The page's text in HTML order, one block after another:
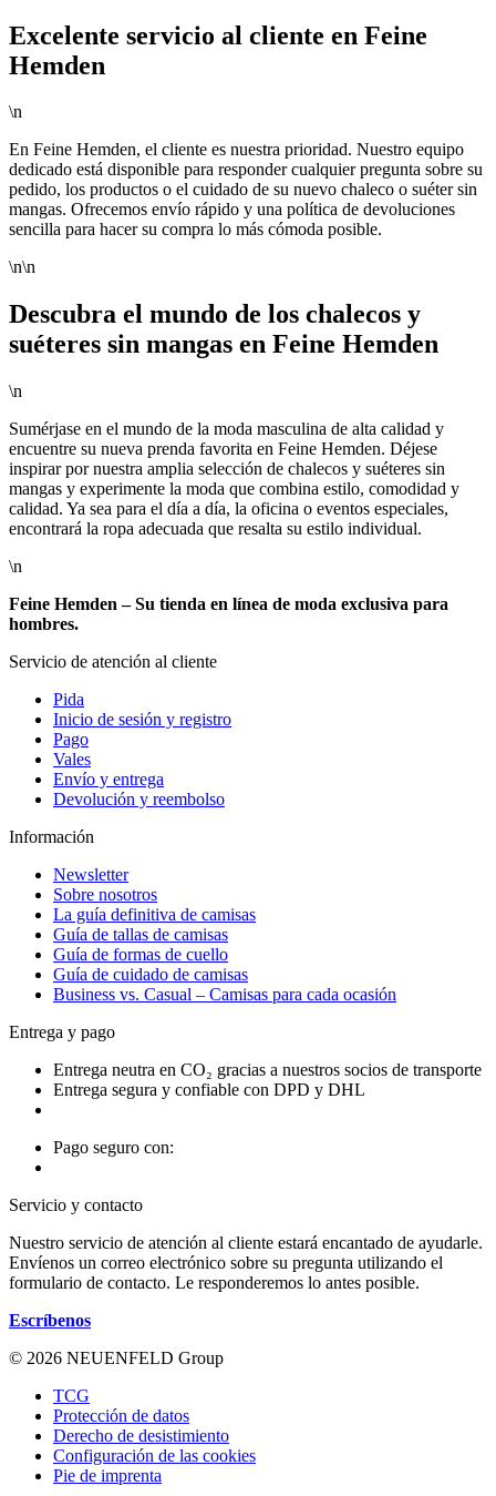
Excelente servicio al cliente en Feine
Hemden
\n
En Feine Hemden, el cliente es nuestra prioridad. Nuestro equipo
dedicado está disponible para responder cualquier pregunta sobre su
pedido, los productos o el cuidado de su nuevo chaleco o suéter sin
mangas. Ofrecemos envío rápido y una política de devoluciones
sencilla para hacer su compra lo más cómoda posible.
\n\n
Descubra el mundo de los chalecos y
suéteres sin mangas en Feine Hemden
\n
Sumérjase en el mundo de la moda masculina de alta calidad y
encuentre su nueva prenda favorita en Feine Hemden. Déjese
inspirar por nuestra amplia selección de chalecos y suéteres sin
mangas y experimente la moda que combina estilo, comodidad y
calidad. Ya sea para el día a día, la oficina o eventos especiales,
encontrará la ropa adecuada que resalta su estilo individual.
\n
Feine Hemden – Su tienda en línea de moda exclusiva para
hombres.
Servicio de atención al cliente
Pida
Inicio de sesión y registro
Pago
Vales
Envío y entrega
Devolución y reembolso
Información
Newsletter
Sobre nosotros
La guía definitiva de camisas
Guía de tallas de camisas
Guía de formas de cuello
Guía de cuidado de camisas
Business vs. Casual – Camisas para cada ocasión
Entrega y pago
Entrega neutra en CO₂ gracias a nuestros socios de transporte
Entrega segura y confiable con DPD y DHL
Pago seguro con:
Servicio y contacto
Nuestro servicio de atención al cliente estará encantado de ayudarle.
Envíenos un correo electrónico sobre su pregunta utilizando el
formulario de contacto. Le responderemos lo antes posible.
Escríbenos
© 2026 NEUENFELD Group
TCG
Protección de datos
Derecho de desistimiento
Configuración de las cookies
Pie de imprenta